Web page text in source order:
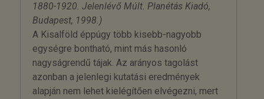
1880-1920. Jelenlévő Múlt. Planétás Kiadó,
Budapest, 1998.)
A Kisalföld éppúgy több kisebb-nagyobb
egységre bontható, mint más hasonló
nagyságrendű tájak. Az arányos tagolást
azonban a jelenlegi kutatási eredmények
alapján nem lehet kielégítően elvégezni, mert